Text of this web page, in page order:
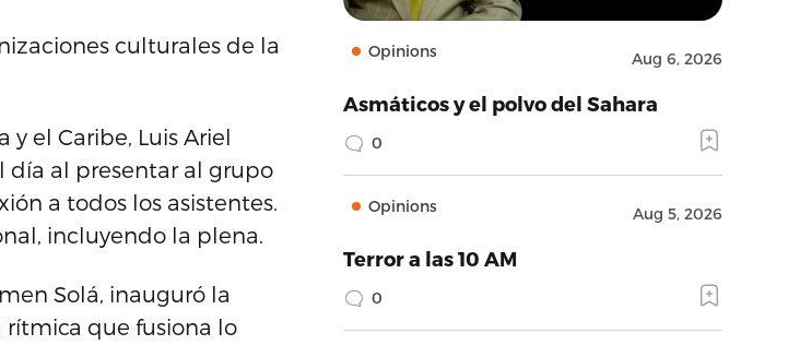
culturales de la
el Caribe, Luis Ariel
al presentar al grupo
a todos los asistentes.
incluyendo la plena.
Solá, inauguró la
que fusiona lo
Opinions Aug 6, 2026
Asmáticos y el polvo del Sahara
0
Opinions Aug 5, 2026
Terror a las 10 AM
0